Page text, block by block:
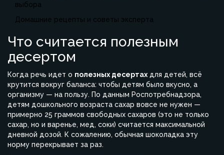
выбора
Домашние рецепты и советы эксперта
Что считается полезным
десертом
Когда речь идет о полезных десертах для детей, всё
крутится вокруг баланса: чтобы детям было вкусно, а
организму — на пользу. По данным Роспотребнадзора,
детям дошкольного возраста сахар вовсе не нужен —
примерно 25 граммов свободных сахаров (это не только
сахар, но и варенье, мед, соки) считается максимальной
дневной дозой. К сожалению, обычная шоколадка эту
норму перекрывает за раз.